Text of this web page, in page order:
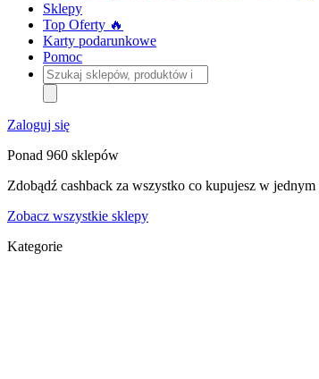
Sklepy
Top Oferty 🔥
Karty podarunkowe
Pomoc
Szukaj
sklepów,
produktów
i
kategorii
Zaloguj się
Ponad 960 sklepów
Zdobądź cashback za wszystko co kupujesz w
Zobacz wszystkie sklepy
Kategorie